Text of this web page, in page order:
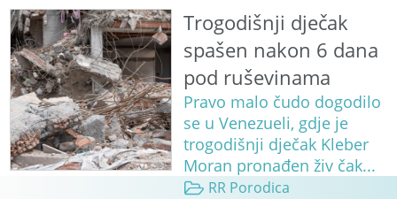
Trogodišnji dječak
spašen nakon 6 dana
pod ruševinama
Pravo malo čudo dogodilo
se u Venezueli, gdje je
trogodišnji dječak Kleber
Moran pronađen živ čak...
RR Porodica